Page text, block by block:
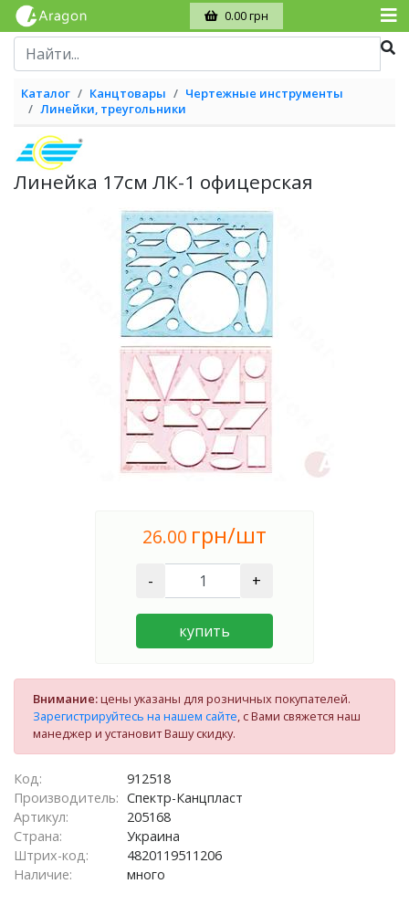
0.00 грн
Каталог Канцтовары
Чертежные инструменты
Линейки, треугольники
Линейка 17см ЛК-1 офицерская
26.00 грн/шт
- +
купить
Внимание:цены указаны для розничных покупателей.
Зарегистрируйтесь на нашем сайте, с Вами свяжется наш
манеджер и установит Вашу скидку.
Код:
912518
Производитель: Спектр-Канцпласт
Артикул:
205168
Страна:
Украина
Штрих-код:
4820119511206
Наличие:
много